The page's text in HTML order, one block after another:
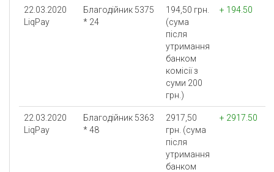
22.03.2020
LiqPay
Благодійник 5375
* 24
194,50 грн.
(сума
після
утримання
банком
комісії з
суми 200
грн.)
+ 194.50
22.03.2020
LiqPay
Благодійник 5363
* 48
2917,50
грн. (сума
після
утримання
банком
+ 2917.50